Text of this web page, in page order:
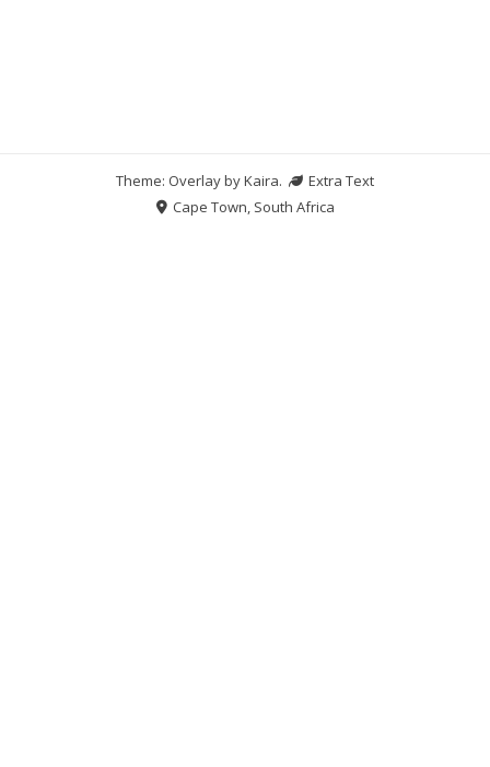
Theme: Overlay byKaira.
Extra Text
Cape Town, South Africa